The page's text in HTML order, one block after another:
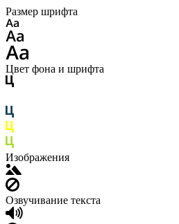
Размер шрифта
Цвет фона и шрифта
Изображения
Озвучивание текста